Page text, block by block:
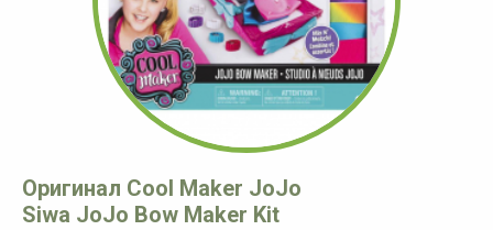
Оригинал Cool Maker JoJo
Siwa JoJo Bow Maker Kit